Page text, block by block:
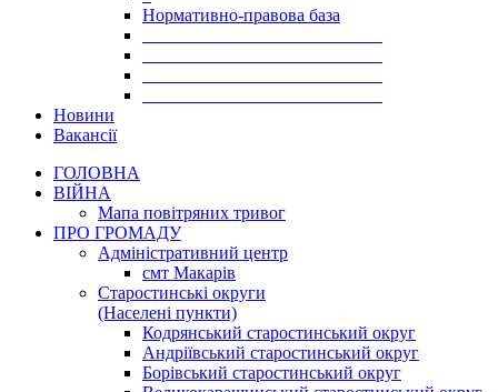
Нормативно-правова база
Новини
Вакансії
ГОЛОВНА
ВІЙНА
Мапа повітряних тривог
ПРО ГРОМАДУ
Aдміністративний центр
смт Макарів
Старостинські округи
(Населені пункти)
Кодрянський старостинський округ
Андріївський старостинський округ
Борівський старостинський округ